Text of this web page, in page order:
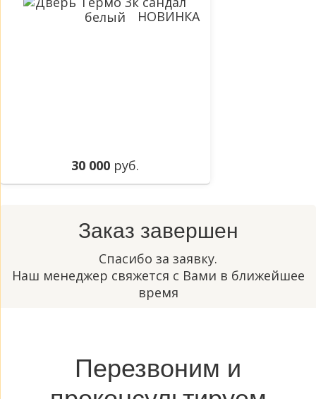
НОВИНКА
30 000 руб.
Заказ завершен
Спасибо за заявку.
Наш менеджер свяжется с Вами в ближейшее
время
Перезвоним и